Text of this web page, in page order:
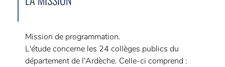
Mission de programmation.
L'étude concerne les 24 collèges publics du
département de l'Ardèche. Celle-ci comprend :